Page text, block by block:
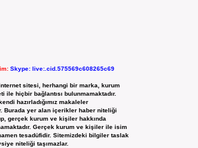
Skype: live:.cid.575569c608265c69
sitesi, herhangi bir marka, kurum
ile hiçbir bağlantısı bulunmamaktadır.
hazırladığımız makaleler
Burada yer alan içerikler haber niteliği
gerçek kurum ve kişiler hakkında
Gerçek kurum ve kişiler ile isim
tesadüfidir. Sitemizdeki bilgiler taslak
niteliği taşımazlar.